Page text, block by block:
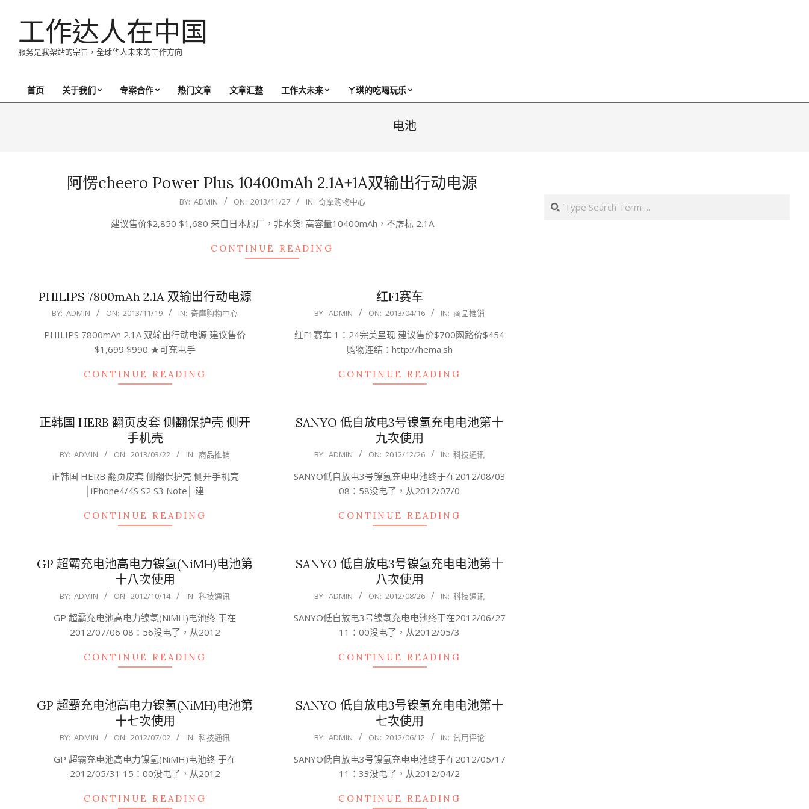
工作达人在中国
服务是我架站的宗旨，全球华人未来的工作方向
Primary
首页 关于我们 专案合作 热门文章 文章汇整 工作大未来 ㄚ琪的吃喝玩乐
电池
阿愣cheero Power Plus 10400mAh 2.1A+1A双输出行动电源
BY: ADMIN ON: 2013/11/27 IN: 奇摩购物中心
建议售价$2,850 $1,680 来自日本原厂，非水货! 高容量10400mAh，不虚标 2.1A
CONTINUE READING
PHILIPS 7800mAh 2.1A 双输出行动电源
2013-
19
BY: ADMIN ON: 2013/11/19 IN: 奇摩购物中心
PHILIPS 7800mAh 2.1A 双输出行动电源 建议售价
$1,699 $990 ★可充电手
CONTINUE READING
红F1赛车
16
BY: ADMIN ON: 2013/04/16 IN: 商品推销
红F1赛车 1：24完美呈现 建议售价$700网路价$454
购物连结：http://hema.sh
CONTINUE READING
正韩国 HERB 翻页皮套 侧翻保护壳 侧开
手机壳
BY: ADMIN ON: 2013/03/22 IN: 商品推销
正韩国 HERB 翻页皮套 侧翻保护壳 侧开手机壳
│iPhone4/4S S2 S3 Note│ 建
CONTINUE READING
SANYO 低自放电3号镍氢充电电池第十
九次使用
26
BY: ADMIN ON: 2012/12/26 IN: 科技通讯
SANYO低自放电3号镍氢充电电池终于在2012/08/03
08：58没电了，从2012/07/0
CONTINUE READING
GP 超霸充电池高电力镍氢(NiMH)电池第
十八次使用
BY: ADMIN ON: 2012/10/14 IN: 科技通讯
GP 超霸充电池高电力镍氢(NiMH)电池终 于在
2012/07/06 08：56没电了，从2012
CONTINUE READING
SANYO 低自放电3号镍氢充电电池第十
八次使用
26
BY: ADMIN ON: 2012/08/26 IN: 科技通讯
SANYO低自放电3号镍氢充电电池终于在2012/06/27
11：00没电了，从2012/05/3
CONTINUE READING
GP 超霸充电池高电力镍氢(NiMH)电池第
十七次使用
BY: ADMIN ON: 2012/07/02 IN: 科技通讯
GP 超霸充电池高电力镍氢(NiMH)电池终 于在
2012/05/31 15：00没电了，从2012
CONTINUE READING
SANYO 低自放电3号镍氢充电电池第十
七次使用
12
BY: ADMIN ON: 2012/06/12 IN: 试用评论
SANYO低自放电3号镍氢充电电池终于在2012/05/17
11：33没电了，从2012/04/2
CONTINUE READING
Search